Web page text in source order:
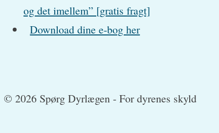
og det imellem” [gratis fragt]
Download dine e-bog her
© 2026 Spørg Dyrlægen - For dyrenes skyld